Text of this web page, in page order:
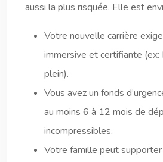
aussi la plus risquée. Elle est
Votre nouvelle carrière
immersive et certifiante (ex:
plein).
Vous avez un fonds
au moins 6 à 12 mois de
incompressibles.
Votre famille peut